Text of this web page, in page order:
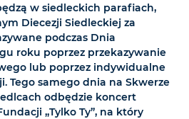
w siedleckich parafiach,
Diecezji Siedleckiej za
podczas Dnia
roku poprzez przekazywanie
lub poprzez indywidualne
Tego samego dnia na Skwerze
odbędzie koncert
„Tylko Ty”, na który